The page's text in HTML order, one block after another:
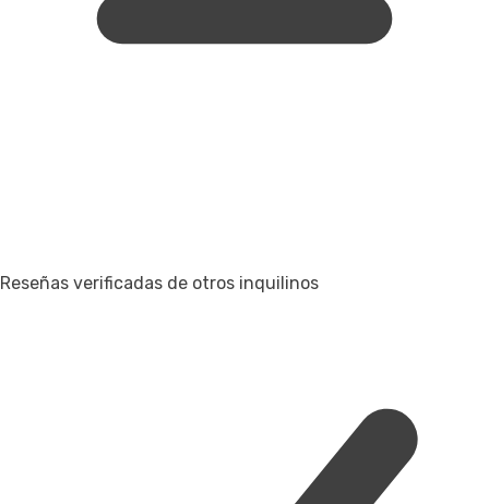
Reseñas verificadas de otros inquilinos